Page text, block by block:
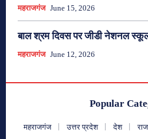
महराजगंज June 15, 2026
बाल श्रम दिवस पर जीडी नेशनल
महराजगंज June 12, 2026
Popular
महराजगंज उत्तर प्रदेश देश